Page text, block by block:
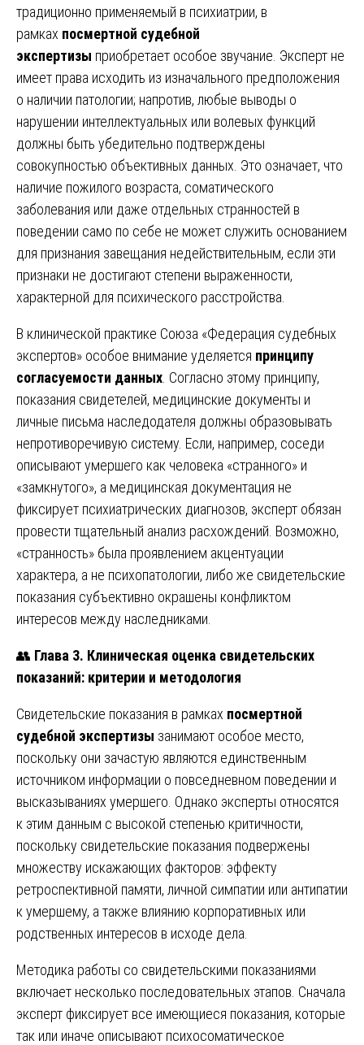
традиционно применяемый в психиатрии, в
рамках посмертной судебной
экспертизы приобретает особое звучание. Эксперт не
имеет права исходить из изначального предположения
о наличии патологии; напротив, любые выводы о
нарушении интеллектуальных или волевых функций
должны быть убедительно подтверждены
совокупностью объективных данных. Это означает, что
наличие пожилого возраста, соматического
заболевания или даже отдельных странностей в
поведении само по себе не может служить основанием
для признания завещания недействительным, если эти
признаки не достигают степени выраженности,
характерной для психического расстройства.
В клинической практике Союза «Федерация судебных
экспертов» особое внимание уделяется принципу
согласуемости данных . Согласно этому принципу,
показания свидетелей, медицинские документы и
личные письма наследодателя должны образовывать
непротиворечивую систему. Если, например, соседи
описывают умершего как человека «странного» и
«замкнутого», а медицинская документация не
фиксирует психиатрических диагнозов, эксперт обязан
провести тщательный анализ расхождений. Возможно,
«странность» была проявлением акцентуации
характера, а не психопатологии, либо же свидетельские
показания субъективно окрашены конфликтом
интересов между наследниками.
👥 Глава 3. Клиническая оценка свидетельских
показаний: критерии и методология
Свидетельские показания в рамках посмертной
судебной экспертизы занимают особое место,
поскольку они зачастую являются единственным
источником информации о повседневном поведении и
высказываниях умершего. Однако эксперты относятся
к этим данным с высокой степенью критичности,
поскольку свидетельские показания подвержены
множеству искажающих факторов: эффекту
ретроспективной памяти, личной симпатии или антипатии
к умершему, а также влиянию корпоративных или
родственных интересов в исходе дела.
Методика работы со свидетельскими показаниями
включает несколько последовательных этапов. Сначала
эксперт фиксирует все имеющиеся показания, которые
так или иначе описывают психосоматическое